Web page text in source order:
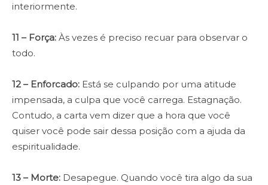
interiormente.
11 – Força: Às vezes é preciso recuar para observar o
todo.
12 – Enforcado: Está se culpando por uma atitude
impensada, a culpa que você carrega. Estagnação.
Contudo, a carta vem dizer que a hora que você
quiser você pode sair dessa posição com a ajuda da
espiritualidade.
13 – Morte: Desapegue. Quando você tira algo da sua